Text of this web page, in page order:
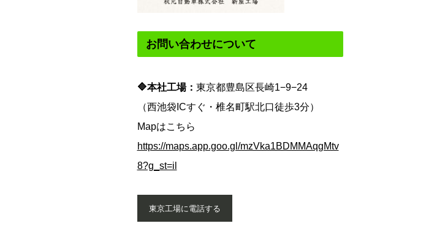
お問い合わせについて
🔷本社工場： 東京都豊島区長崎1−9−24
（西池袋ICすぐ・椎名町駅北口徒歩3分）
Mapはこちら
https://maps.app.goo.gl/mzVka1BDMMAqgMtv
8?g_st=il
東京工場に電話する